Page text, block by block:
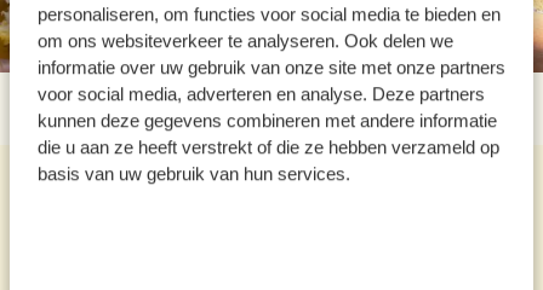
personaliseren, om functies voor social media te bieden en
om ons websiteverkeer te analyseren. Ook delen we
informatie over uw gebruik van onze site met onze partners
voor social media, adverteren en analyse. Deze partners
kunnen deze gegevens combineren met andere informatie
die u aan ze heeft verstrekt of die ze hebben verzameld op
basis van uw gebruik van hun services.